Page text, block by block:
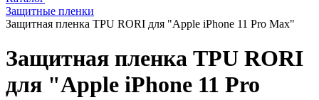
Защитные пленки
Защитная пленка TPU RORI для "Apple iPhone 11 Pro Max"
Защитная пленка TPU RORI
для "Apple iPhone 11 Pro